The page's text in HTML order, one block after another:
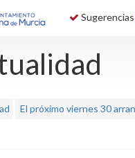
Sugerencias
El próximo viernes 30